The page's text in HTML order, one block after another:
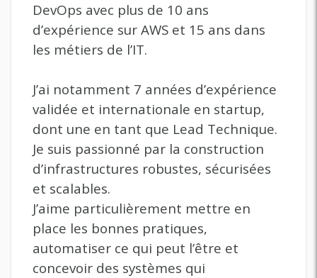
DevOps avec plus de 10 ans
d’expérience sur AWS et 15 ans dans
les métiers de l’IT.
J’ai notamment 7 années d’expérience
validée et internationale en startup,
dont une en tant que Lead Technique.
Je suis passionné par la construction
d’infrastructures robustes, sécurisées
et scalables.
J’aime particulièrement mettre en
place les bonnes pratiques,
automatiser ce qui peut l’être et
concevoir des systèmes qui